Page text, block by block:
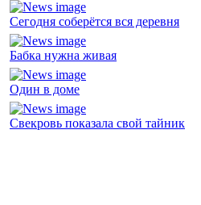
Сегодня соберётся вся деревня
Бабка нужна живая
Один в доме
Свекровь показала свой тайник